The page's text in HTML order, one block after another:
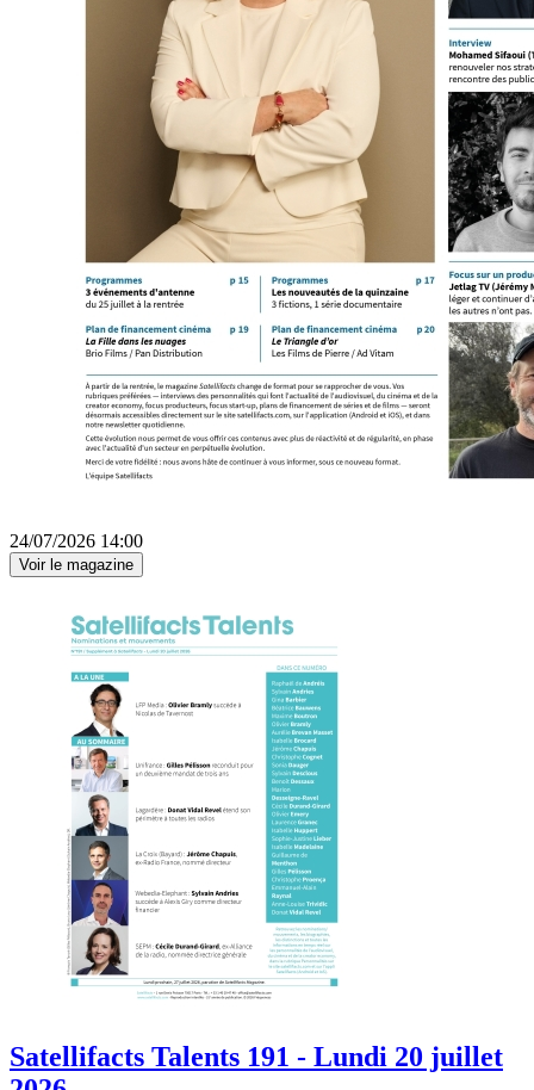
24/07/2026 14:00
Voir le magazine
Satellifacts Talents 191 - Lundi 20 juillet